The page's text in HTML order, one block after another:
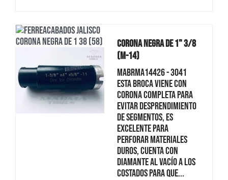
Corona Negra De 1" 3/8
(M-14)
MABRMA14426 - 3041
Esta broca viene con
corona completa para
evitar desprendimiento
de segmentos, es
excelente para
perforar materiales
duros, cuenta con
diamante al vacío a los
costados para que...